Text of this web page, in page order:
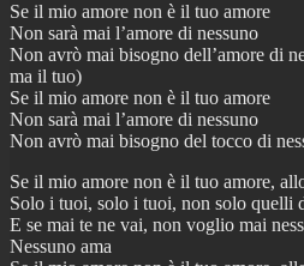
Se il mio amore non è il tuo amore
Non sarà mai l’amore di nessuno
Non avrò mai bisogno dell’amore di
ma il tuo)
Se il mio amore non è il tuo amore
Non sarà mai l’amore di nessuno
Non avrò mai bisogno del tocco di
Se il mio amore non è il tuo amore,
Solo i tuoi, solo i tuoi, non solo quelli
E se mai te ne vai, non voglio mai
Nessuno ama